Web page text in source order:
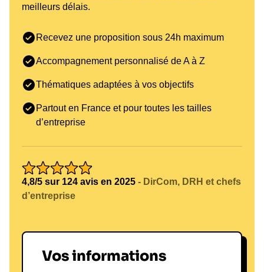
meilleurs délais.
Recevez une proposition sous 24h maximum
Accompagnement personnalisé de A à Z
Thématiques adaptées à vos objectifs
Partout en France et pour toutes les tailles
d’entreprise
4,8/5 sur 124 avis en 2025 - DirCom, DRH et chefs
d’entreprise
Vos informations